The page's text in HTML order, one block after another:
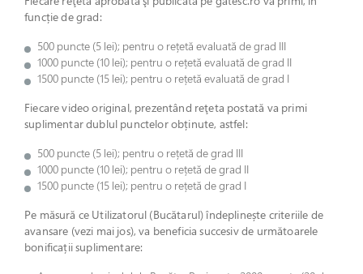
funcție de grad:
500 puncte (5 lei); pentru o rețetă evaluată de grad III
1000 puncte (10 lei); pentru o rețetă evaluată de grad II
1500 puncte (15 lei); pentru o rețetă evaluată de grad I
Fiecare video original, prezentând reţeta postată va primi
suplimentar dublul punctelor obținute, astfel:
500 puncte (5 lei); pentru o rețetă de grad III
1000 puncte (10 lei); pentru o rețetă de grad II
1500 puncte (15 lei); pentru o rețetă de grad I
Pe măsură ce Utilizatorul (Bucătarul) îndeplinește criteriile de
avansare (vezi mai jos), va beneficia succesiv de următoarele
bonificații suplimentare: